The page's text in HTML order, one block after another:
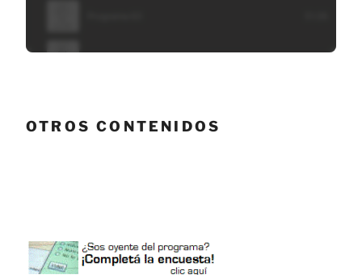
OTROS CONTENIDOS